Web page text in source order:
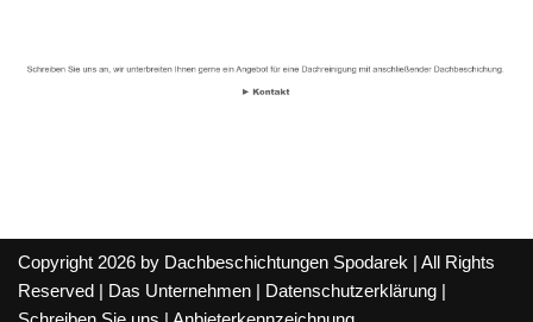
Copyright 2026 by Dachbeschichtungen Spodarek | All Rights
Reserved |
Das Unternehmen Datenschutzerklärung